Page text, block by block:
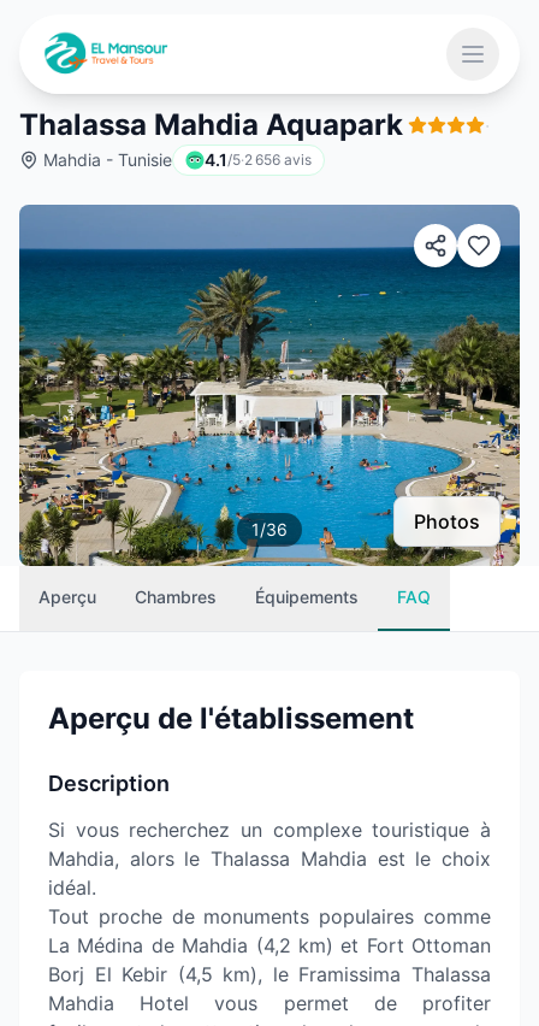
Ouvrir
Thalassa Mahdia Aquapark ·
Mahdia - Tunisie 4.1/5·2 656 avis
1/36 Photos
Aperçu Chambres Équipements FAQ
Aperçu de l'établissement
Description
Si vous recherchez un complexe touristique à
Mahdia, alors le Thalassa Mahdia est le choix
idéal.
Tout proche de monuments populaires comme
La Médina de Mahdia (4,2 km) et Fort Ottoman
Borj El Kebir (4,5 km), le Framissima Thalassa
Mahdia Hotel vous permet de profiter